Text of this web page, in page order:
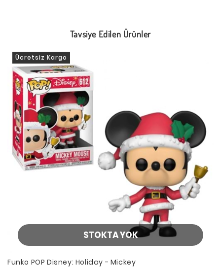
Tavsiye Edilen Ürünler
STOKTA YOK
Ücretsiz Kargo
Funko POP Disney: Holiday - Mickey